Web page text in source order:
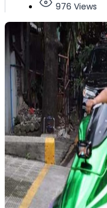
976 Views